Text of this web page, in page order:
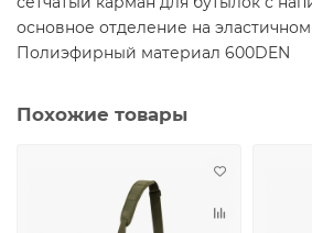
основное отделение на
Полиэфирный материал 600DEN
Похожие товары